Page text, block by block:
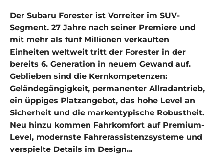
Der Subaru Forester ist Vorreiter im SUV-
Segment. 27 Jahre nach seiner Premiere und
mit mehr als fünf Millionen verkauften
Einheiten weltweit tritt der Forester in der
bereits 6. Generation in neuem Gewand auf.
Geblieben sind die Kernkompetenzen:
Geländegängigkeit, permanenter Allradantrieb,
ein üppiges Platzangebot, das hohe Level an
Sicherheit und die markentypische Robustheit.
Neu hinzu kommen Fahrkomfort auf Premium-
Level, modernste Fahrerassistenzsysteme und
verspielte Details im Design…